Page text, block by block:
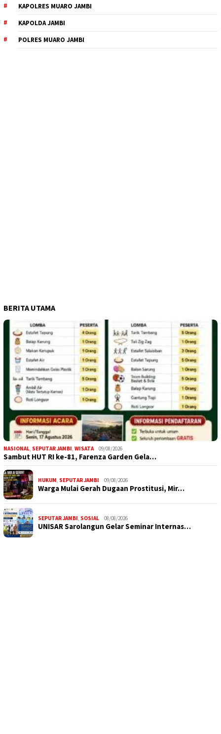
KAPOLRES MUARO JAMBI
KAPOLDA JAMBI
POLRES MUARO JAMBI
BERITA UTAMA
NASIONAL, SEPUTAR JAMBI, WISATA 09/08/2026
Sambut HUT RI ke-81, Farenza Garden Gela…
HUKUM, SEPUTAR JAMBI 09/08/2026
Warga Mulai Gerah Dugaan Prostitusi, Mir…
SEPUTAR JAMBI, SOSIAL 08/08/2026
UNISAR Sarolangun Gelar Seminar Internas…